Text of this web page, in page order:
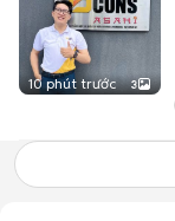
10 phút trước 3